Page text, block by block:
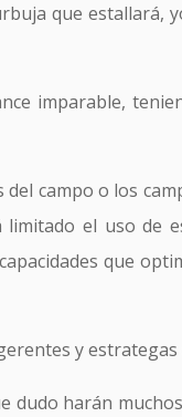
que estallará,
imparable,
campo o los
el uso de
que
y
dudo harán